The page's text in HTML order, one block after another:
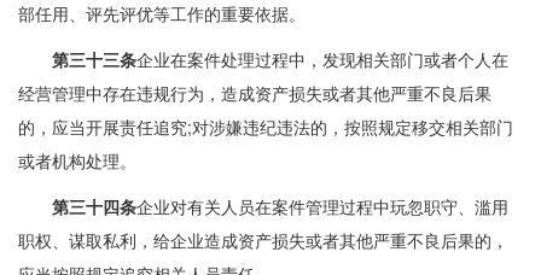
部任用、评先评优等工作的重要依据。
第三十三条企业在案件处理过程中，发现相关部门或者个人在
经营管理中存在违规行为，造成资产损失或者其他严重不良后果
的，应当开展责任追究;对涉嫌违纪违法的，按照规定移交相关部门
或者机构处理。
第三十四条企业对有关人员在案件管理过程中玩忽职守、滥用
职权、谋取私利，给企业造成资产损失或者其他严重不良后果的，